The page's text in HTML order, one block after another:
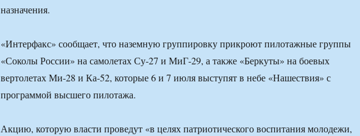
назначения.
«Интерфакс» сообщает, что наземную группировку прикроют пилотажные группы
«Соколы России» на самолетах Су-27 и МиГ-29, а также «Беркуты» на боевых
вертолетах Ми-28 и Ка-52, которые 6 и 7 июля выступят в небе «Нашествия» с
программой высшего пилотажа.
Акцию, которую власти проведут «в целях патриотического воспитания молодежи,